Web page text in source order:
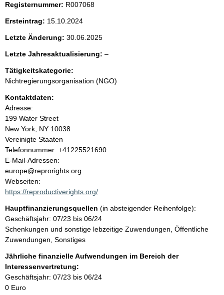
t
e
n
i
n
h
a
l
t
Registernummer: R007068
Ersteintrag: 15.10.2024
Letzte Änderung: 30.06.2025
Letzte Jahresaktualisierung: –l
r
Tätigkeitskategorie:
Nichtregierungsorganisation (NGO)
Kontaktdaten:
Adresse:
199 Water Street
New York, NY 10038
Vereinigte Staaten
K
o
n
t
a
t
i
n
f
o
r
m
a
Telefonnummer: +41225521690
E-Mail-Adressen:
europe@reprorights.org
Webseiten:
https://reproductiverights.org/
Hauptfinanzierungsquellen (in absteigender Reihenfolge):
Geschäftsjahr: 07/23 bis 06/24
Schenkungen und sonstige lebzeitige Zuwendungen, Öffentliche
Zuwendungen, Sonstiges
Jährliche finanzielle Aufwendungen im Bereich der
Interessenvertretung:
Geschäftsjahr: 07/23 bis 06/24
0 Euro